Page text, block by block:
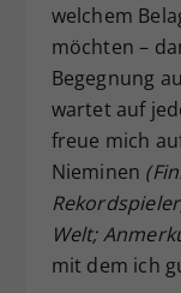
welchem
möchten –
Begegnung
wartet auf
freue mich
Nieminen
Welt;
mit dem ich